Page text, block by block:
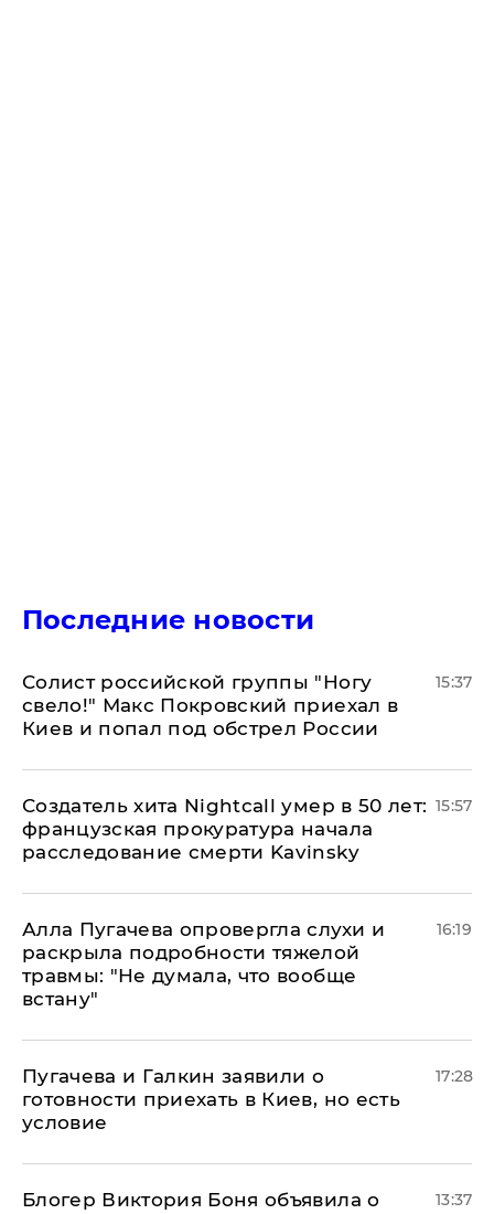
Последние новости
Солист российской группы "Ногу
свело!" Макс Покровский приехал в
Киев и попал под обстрел России
15:37
Создатель хита Nightcall умер в 50 лет:
французская прокуратура начала
расследование смерти Kavinsky
15:57
Алла Пугачева опровергла слухи и
раскрыла подробности тяжелой
травмы: "Не думала, что вообще
встану"
16:19
Пугачева и Галкин заявили о
готовности приехать в Киев, но есть
условие
17:28
Блогер Виктория Боня объявила о
13:37